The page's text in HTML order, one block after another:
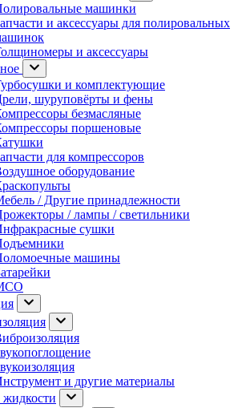
машинки
и аксессуары для полировальных
и аксессуары
и комплектующие
шуруповёрты и фены
безмасляные
поршеновые
для компрессоров
оборудование
/ Другие принадлежности
/ лампы / светильники
сушки
машины
и другие материалы
жидкости